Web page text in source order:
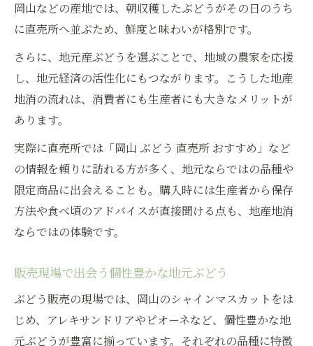
岡山などの産地では、朝収穫したぶどうがその日のうち
に直売所へ並ぶため、鮮度と味わいが格別です。
さらに、地元産ぶどうを選ぶことで、地域の農家を応援
し、地元経済の活性化にもつながります。こうした地産
地消の流れは、消費者にも生産者にも大きなメリットが
あります。
実際に直売所では「岡山 ぶどう 直売所 おすすめ」など
の情報を頼りに訪れる方が多く、地元ならではの品種や
限定商品に出会えることも。購入時には生産者から保存
方法や食べ頃のアドバイスが直接聞ける点も、地産地消
ならではの体験です。
販売現場で出会う個性豊かな地元ぶどう
ぶどう販売の現場では、岡山のシャインマスカットをは
じめ、アレキサンドリアやピオーネなど、個性豊かな地
元ぶどうが豊富に揃っています。それぞれの品種に特徴